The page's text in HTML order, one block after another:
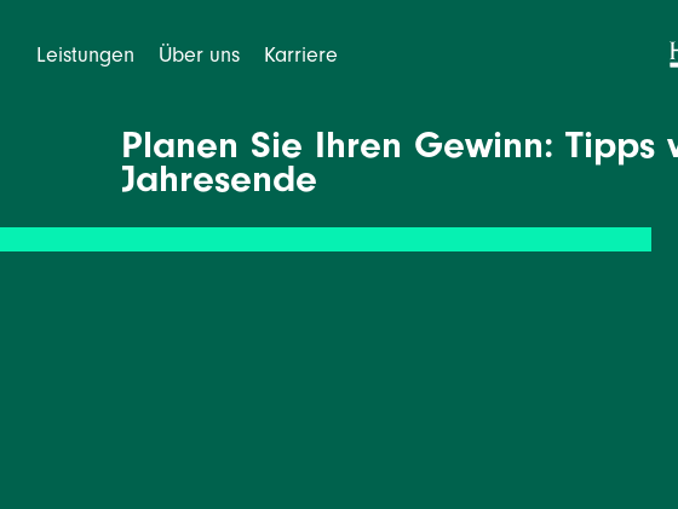
Leistungen Über uns Karriere
Planen Sie Ihren Gewinn: Tipps
Jahresende